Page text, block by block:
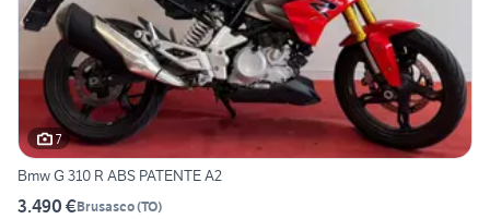
7
Bmw G 310 R ABS PATENTE A2
3.490 €Brusasco(TO)